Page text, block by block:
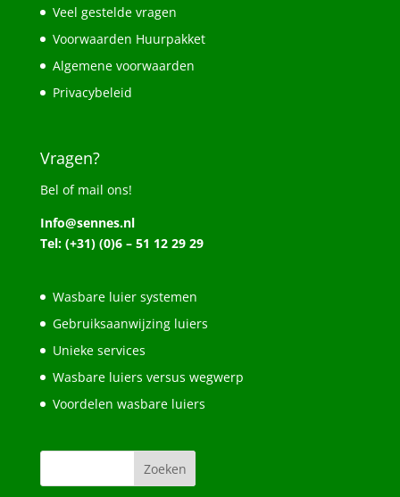
Veel gestelde vragen
Voorwaarden Huurpakket
Algemene voorwaarden
Privacybeleid
Vragen?
Bel of mail ons!
Info@sennes.nl
Tel: (+31) (0)6 – 51 12 29 29
Wasbare luier systemen
Gebruiksaanwijzing luiers
Unieke services
Wasbare luiers versus wegwerp
Voordelen wasbare luiers